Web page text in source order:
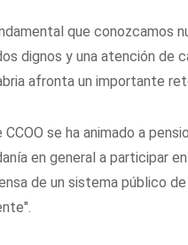
que conozcamos
dignos y una atención de
afronta un importante
CCOO se ha animado a
en general a participar
de un sistema público